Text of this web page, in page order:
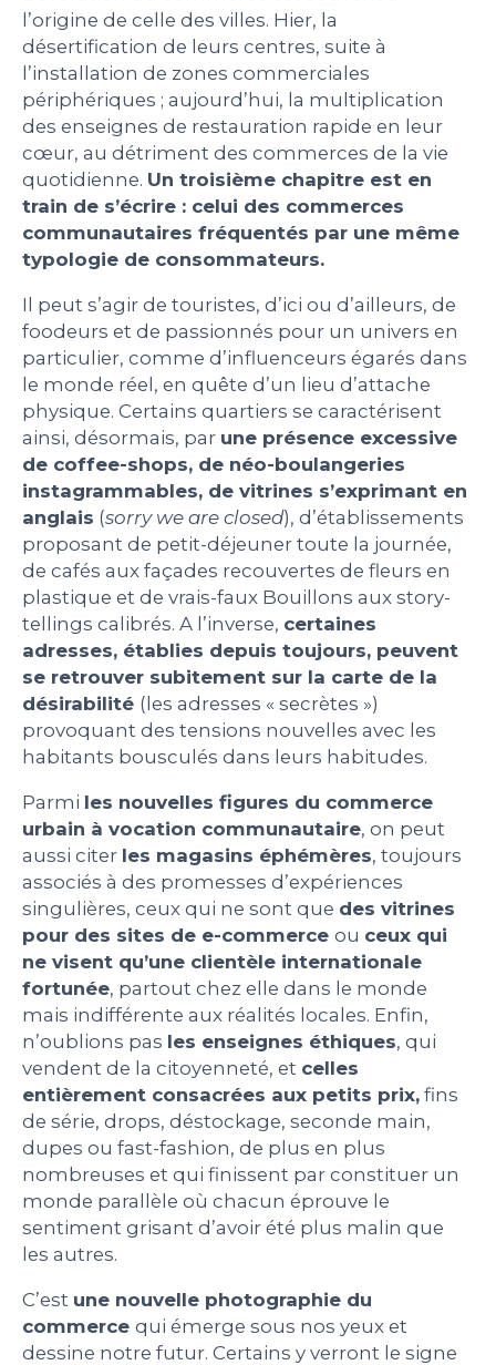
PEOPLE
LE BILLET DU LUNDI
CONTACT
Mentions légales
Politique de protection des données
personnelles
Plan du site
l’origine de celle des villes. Hier, la
désertification de leurs centres, suite à
l’installation de zones commerciales
périphériques ; aujourd’hui, la multiplication
des enseignes de restauration rapide en leur
cœur, au détriment des commerces de la vie
quotidienne. Un troisième chapitre est en
train de s’écrire : celui des commerces
communautaires fréquentés par une même
typologie de consommateurs.
Il peut s’agir de touristes, d’ici ou d’ailleurs, de
foodeurs et de passionnés pour un univers en
particulier, comme d’influenceurs égarés dans
le monde réel, en quête d’un lieu d’attache
physique. Certains quartiers se caractérisent
ainsi, désormais, par une présence excessive
de coffee-shops, de néo-boulangeries
instagrammables, de vitrines s’exprimant en
anglais (sorry we are closed), d’établissements
proposant de petit-déjeuner toute la journée,
de cafés aux façades recouvertes de fleurs en
plastique et de vrais-faux Bouillons aux story-
tellings calibrés. A l’inverse, certaines
adresses, établies depuis toujours, peuvent
se retrouver subitement sur la carte de la
désirabilité (les adresses « secrètes »)
provoquant des tensions nouvelles avec les
habitants bousculés dans leurs habitudes.
Parmi les nouvelles figures du commerce
urbain à vocation communautaire, on peut
aussi citer les magasins éphémères, toujours
associés à des promesses d’expériences
singulières, ceux qui ne sont que des vitrines
pour des sites de e-commerce ou ceux qui
ne visent qu’une clientèle internationale
fortunée, partout chez elle dans le monde
mais indifférente aux réalités locales. Enfin,
n’oublions pas les enseignes éthiques, qui
vendent de la citoyenneté, et celles
entièrement consacrées aux petits prix, fins
de série, drops, déstockage, seconde main,
dupes ou fast-fashion, de plus en plus
nombreuses et qui finissent par constituer un
monde parallèle où chacun éprouve le
sentiment grisant d’avoir été plus malin que
les autres.
C’est une nouvelle photographie du
commerce qui émerge sous nos yeux et
dessine notre futur. Certains y verront le signe